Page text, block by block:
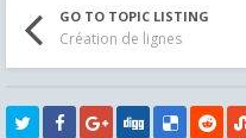
GO TO TOPIC LISTING
Création de lignes